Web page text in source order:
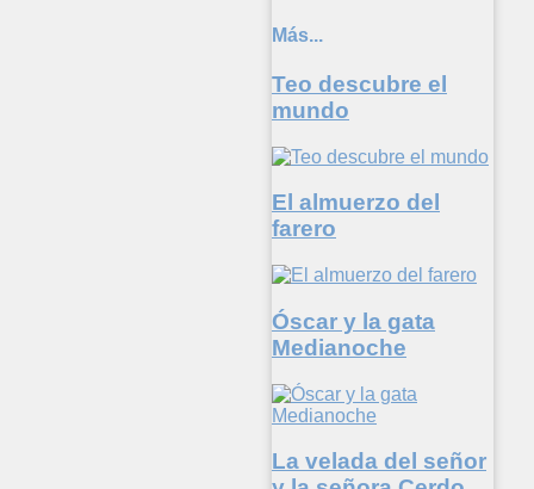
Más...
Teo descubre el
mundo
El almuerzo del
farero
Óscar y la gata
Medianoche
La velada del señor